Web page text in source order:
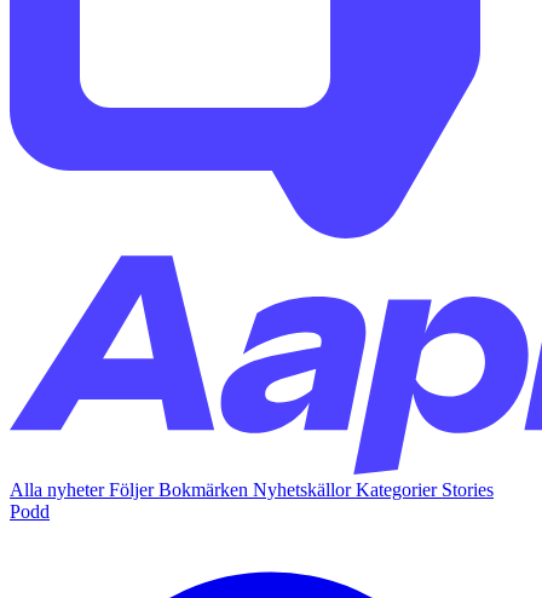
Alla nyheterFöljerBokmärken NyhetskällorKategorier Stories
Podd